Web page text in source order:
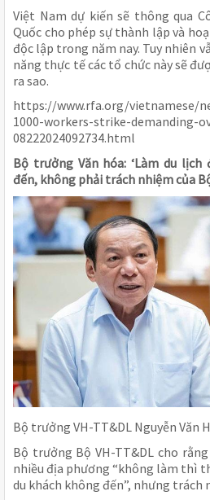
Việt Nam dự kiến sẽ thông qua
Quốc cho phép sự thành lập và
độc lập trong năm nay. Tuy nhiên
năng thực tế các tổ chức này sẽ
ra sao.
https://www.rfa.org/vietnamese/
1000-workers-strike-demanding-
08222024092734.html
Bộ trưởng Văn hóa: ‘Làm du
đến, không phải trách nhiệm của
Bộ trưởng VH-TT&DL Nguyễn Văn
Bộ trưởng Bộ VH-TT&DL cho
nhiều địa phương “không làm thì
du khách không đến”, nhưng trách